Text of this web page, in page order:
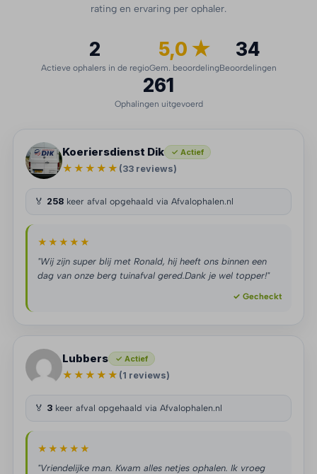
rating en ervaring per ophaler.
2
Actieve ophalers in de regio
5,0 ★
Gem. beoordeling
34
Beoordelingen
261
Ophalingen uitgevoerd
Koeriersdienst Dik ✓ Actief
★★★★★ (33 reviews)
🏅 258 keer afval opgehaald via Afvalophalen.nl
★★★★★
"Wij zijn super blij met Ronald, hij heeft ons binnen een
dag van onze berg tuinafval gered.Dank je wel topper!"
✓ Gecheckt
Lubbers ✓ Actief
★★★★★ (1 reviews)
🏅 3 keer afval opgehaald via Afvalophalen.nl
★★★★★
"Vriendelijke man. Kwam alles netjes ophalen. Ik vroeg